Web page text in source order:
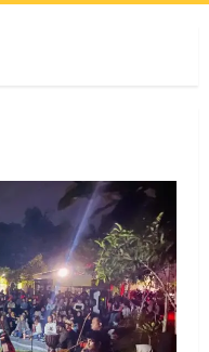
Batam, Warga
Lahan Mereka
Sekolah Rakyat
0